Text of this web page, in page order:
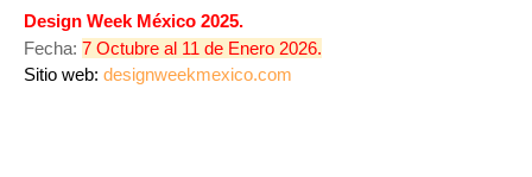
Design Week México 2025.
Fecha: 7 Octubre al 11 de Enero 2026.
Sitio web: designweekmexico.com